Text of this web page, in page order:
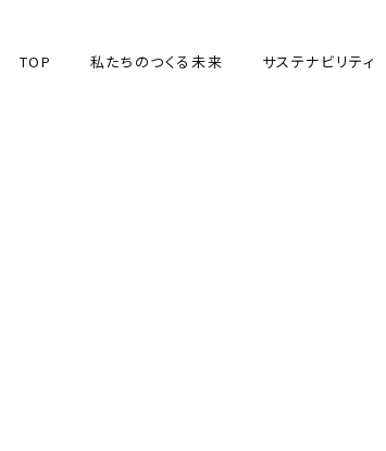
TOP 私たちのつくる未来 サステナビリティ